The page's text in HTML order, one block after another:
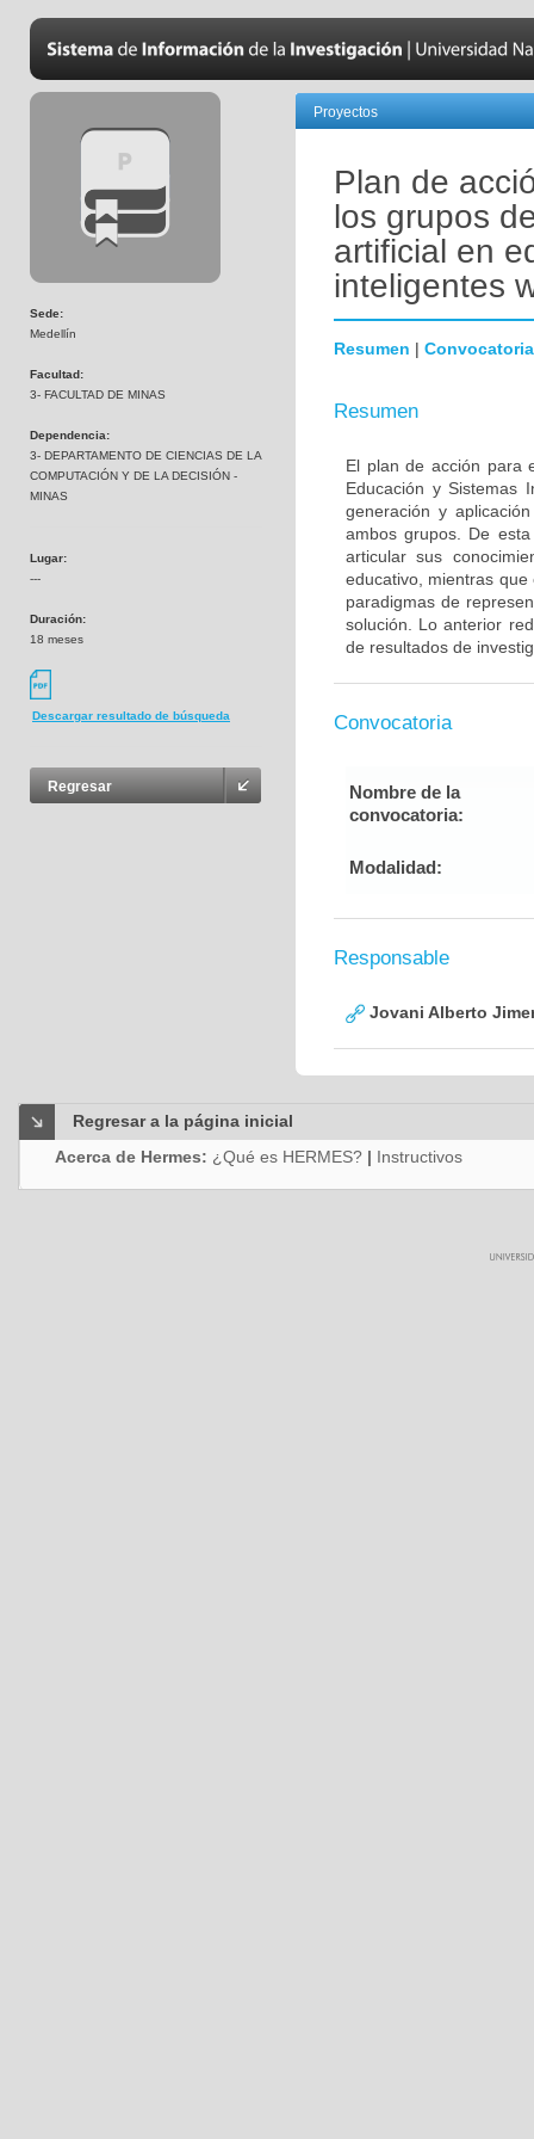
Sede:
Medellín
Facultad:
3- FACULTAD DE MINAS
Dependencia:
3- DEPARTAMENTO DE CIENCIAS DE LA
COMPUTACIÓN Y DE LA DECISIÓN -
MINAS
Lugar:
---
Duración:
18 meses
Descargar resultado de búsqueda
Regresar
Proyectos
Plan de
los grupos
artificial en
inteligentes
Resumen | Convocatoria
Resumen
El plan de acción para
Educación y Sistemas
generación y
ambos grupos. De
articular sus
educativo, mientras
paradigmas de
solución. Lo anterior
de resultados de
Convocatoria
Nombre de la
convocatoria:
Modalidad:
Responsable
Jovani Alberto
Regresar a la página inicial
Acerca de Hermes: ¿Qué es HERMES? | Instructivos